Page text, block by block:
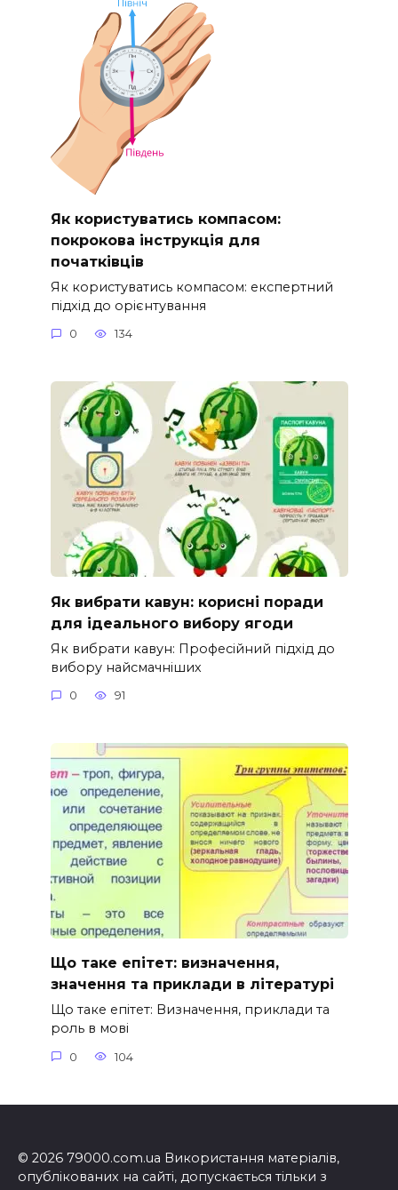
Як користуватись компасом:
покрокова інструкція для
початківців
Як користуватись компасом: експертний
підхід до орієнтування
0 134
Як вибрати кавун: корисні поради
для ідеального вибору ягоди
Як вибрати кавун: Професійний підхід до
вибору найсмачніших
0 91
Що таке епітет: визначення,
значення та приклади в літературі
Що таке епітет: Визначення, приклади та
роль в мові
0 104
© 2026 79000.com.ua Використання матеріалів,
опублікованих на сайті, допускається тільки з